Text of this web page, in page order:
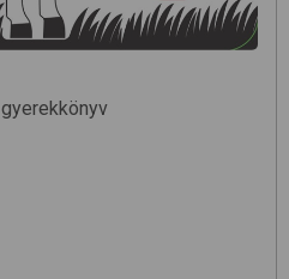
gyerekkönyv